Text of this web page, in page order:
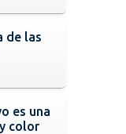
de las
es una
color